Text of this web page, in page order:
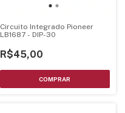
Circuito Integrado Pioneer
LB1687 - DIP-30
R$45,00